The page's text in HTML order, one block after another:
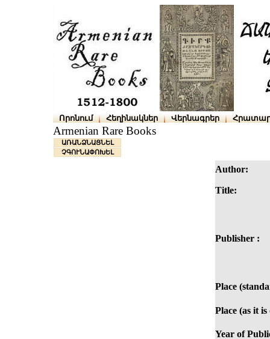
Որոնում Հեղինակներ Վերնագրեր
Armenian Rare Books
ԱՌԱՆՁՆԱՑՆԵԼ
ՉԳՈՒՆԱՓՈԽԵԼ
Author:
Title:
Publisher :
Place
Place (as it
Year of